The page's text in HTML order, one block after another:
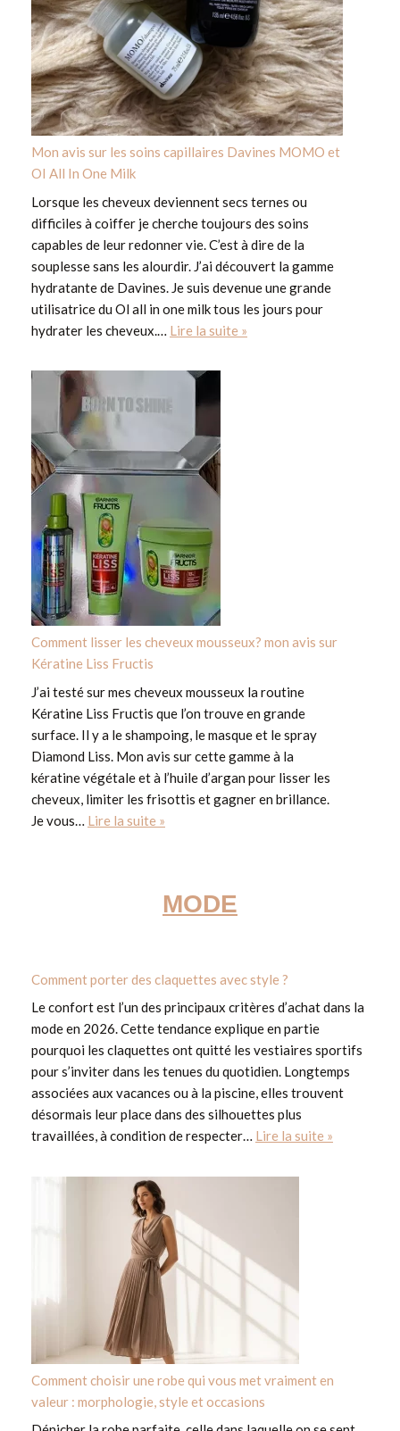
Mon avis sur les soins capillaires Davines MOMO et
OI All In One Milk
Lorsque les cheveux deviennent secs ternes ou
difficiles à coiffer je cherche toujours des soins
capables de leur redonner vie. C’est à dire de la
souplesse sans les alourdir. J’ai découvert la gamme
hydratante de Davines. Je suis devenue une grande
utilisatrice du Ol all in one milk tous les jours pour
hydrater les cheveux.… Lire la suite »
Comment lisser les cheveux mousseux? mon avis sur
Kératine Liss Fructis
J’ai testé sur mes cheveux mousseux la routine
Kératine Liss Fructis que l’on trouve en grande
surface. Il y a le shampoing, le masque et le spray
Diamond Liss. Mon avis sur cette gamme à la
kératine végétale et à l’huile d’argan pour lisser les
cheveux, limiter les frisottis et gagner en brillance.
Je vous… Lire la suite »
MODE
Comment porter des claquettes avec style ?
Le confort est l’un des principaux critères d’achat dans la
mode en 2026. Cette tendance explique en partie
pourquoi les claquettes ont quitté les vestiaires sportifs
pour s’inviter dans les tenues du quotidien. Longtemps
associées aux vacances ou à la piscine, elles trouvent
désormais leur place dans des silhouettes plus
travaillées, à condition de respecter… Lire la suite »
Comment choisir une robe qui vous met vraiment en
valeur : morphologie, style et occasions